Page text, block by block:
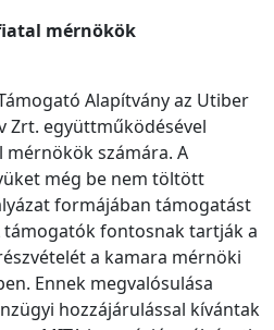
mérnökök
Alapítvány az Utiber
Zrt. együttműködésével
számára. A
még be nem töltött
formájában támogatást
támogatók fontosnak tartják a
a kamara mérnöki
Ennek megvalósulása
hozzájárulással kívántak